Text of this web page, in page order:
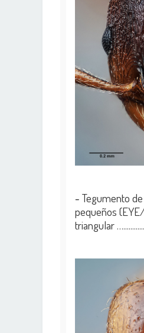
- Tegumento
pequeños
triangular